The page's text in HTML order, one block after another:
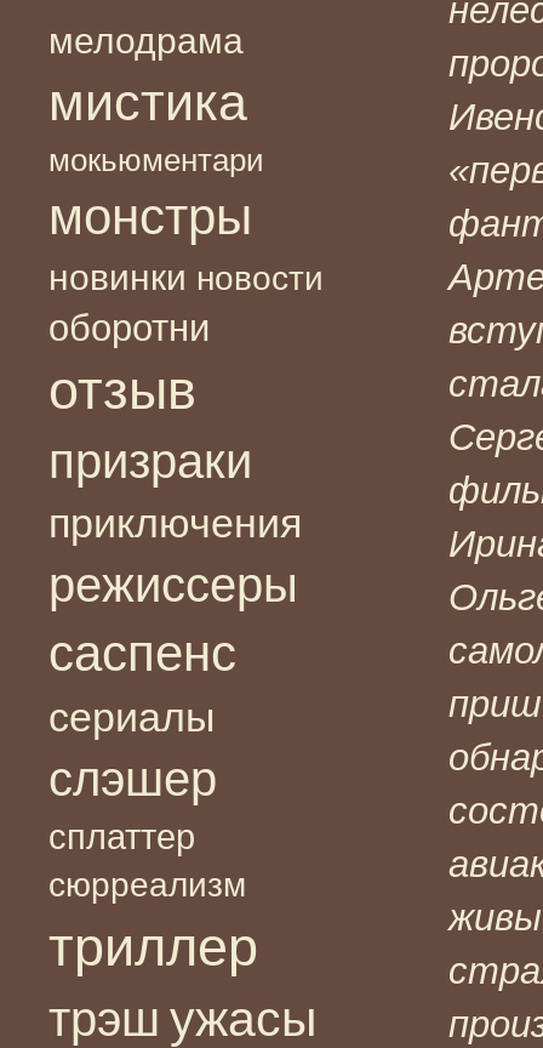
мелодрама
мистика
мокьюментари
монстры
новинки новости
оборотни
отзыв
призраки
приключения
режиссеры
саспенс
сериалы
слэшер
сплаттер
сюрреализм
триллер
трэш ужасы